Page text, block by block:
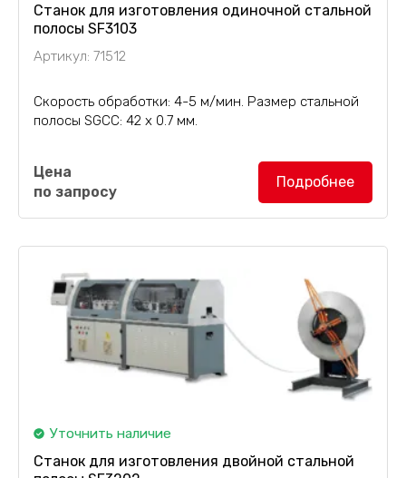
Станок для изготовления одиночной стальной
полосы SF3103
Артикул: 71512
Скорость обработки: 4-5 м/мин. Размер стальной
полосы SGCC: 42 х 0.7 мм.
Станок для изготовления одиночной стальной
полосы SF3103
, с редуктором BKM063/30, на
системе управления Siemens PLC S7-200,
CPU224+223, а также...
Цена
по запросу
Подробнее
Уточнить наличие
Станок для изготовления двойной стальной